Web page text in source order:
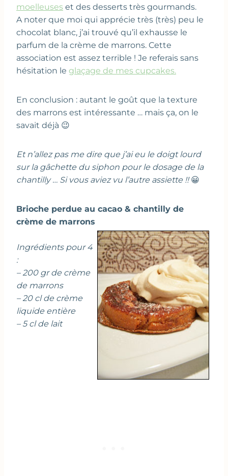
moelleuses et des desserts très gourmands.
A noter que moi qui apprécie très (très) peu le
chocolat blanc, j’ai trouvé qu’il exhausse le
parfum de la crème de marrons. Cette
association est assez terrible ! Je referais sans
hésitation le glaçage de mes cupcakes.
En conclusion : autant le goût que la texture
des marrons est intéressante … mais ça, on le
savait déjà 😉
Et n’allez pas me dire que j’ai eu le doigt lourd
sur la gâchette du siphon pour le dosage de la
chantilly … Si vous aviez vu l’autre assiette !!😀
Brioche perdue au cacao & chantilly de
crème de marrons
Ingrédients pour 4
:
– 200 gr de crème
de marrons
– 20 cl de crème
liquide entière
– 5 cl de lait